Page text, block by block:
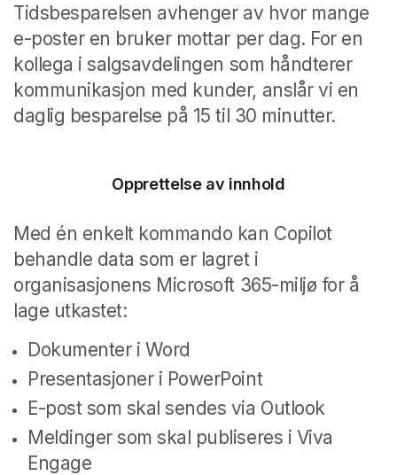
Tidsbesparelsen avhenger av hvor mange
e-poster en bruker mottar per dag. For en
kollega i salgsavdelingen som håndterer
kommunikasjon med kunder, anslår vi en
daglig besparelse på 15 til 30 minutter.
Opprettelse av innhold
Med én enkelt kommando kan Copilot
behandle data som er lagret i
organisasjonens Microsoft 365-miljø for å
lage utkastet:
Dokumenter i Word
Presentasjoner i PowerPoint
E-post som skal sendes via Outlook
Meldinger som skal publiseres i Viva
Engage